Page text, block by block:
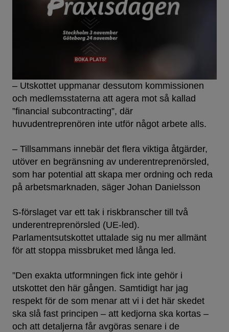
– Utskottet uppmanar dessutom kommissionen
och medlemsstaterna att agera mot så kallad
”financial subcontracting”, där
huvudentreprenören inte utför något arbete alls.
– Tillsammans innebär det flera viktiga åtgärder,
utöver en begränsning av underentreprenörsled,
som har potential att skapa mer ordning och reda
på arbetsmarknaden, säger Johan Danielsson
S-förslaget var ett tak i riskbranscher till två
underentreprenörsled (UE-led).
Parlamentsutskottet uttalade sig nu mer allmänt
för att stoppa missbruket med långa led.
”Den exakta utformningen fick inte gehör i
utskottet den här gången. Samtidigt har jag
respekt för de som menar att vi i det här skedet
ska slå fast principen – att kedjorna ska kortas –
och att detaljerna får avgöras senare i de